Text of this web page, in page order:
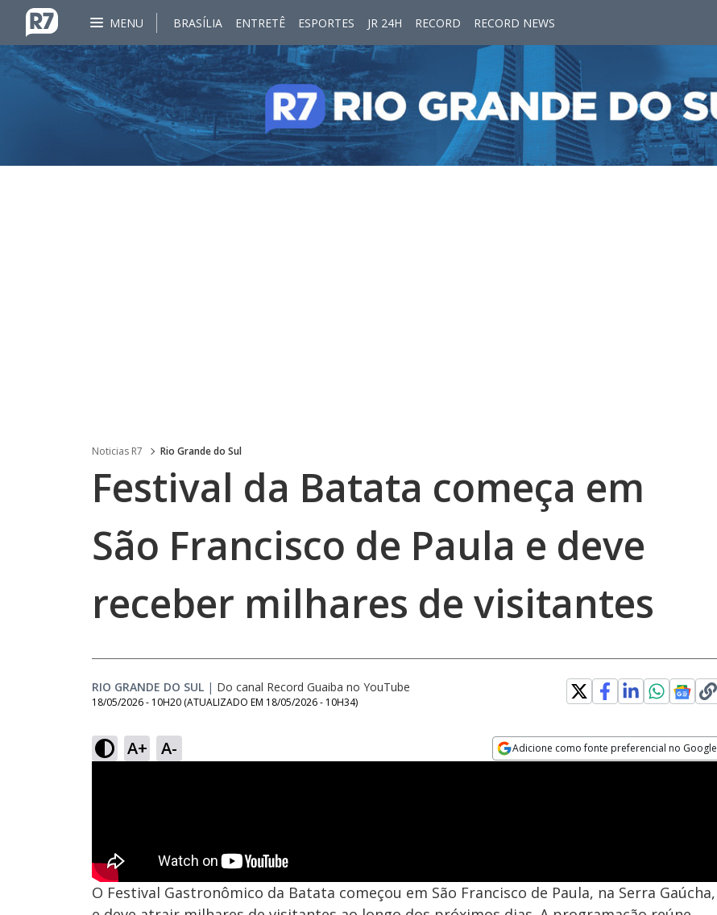
MENU BRASÍLIA ENTRETÊ ESPORTES JR 24H RECORD RECORD NEWS
Noticias R7 Rio Grande do Sul
Festival da Batata começa em
São Francisco de Paula e deve
receber milhares de visitantes
RIO GRANDE DO SUL | Do canal Record Guaiba no YouTube
18/05/2026 - 10H20 (ATUALIZADO EM 18/05/2026 - 10H34)
A+ A- Adicione como fonte preferencial no Google
O Festival Gastronômico da Batata começou em São Francisco de Paula, na Serra Gaúcha,